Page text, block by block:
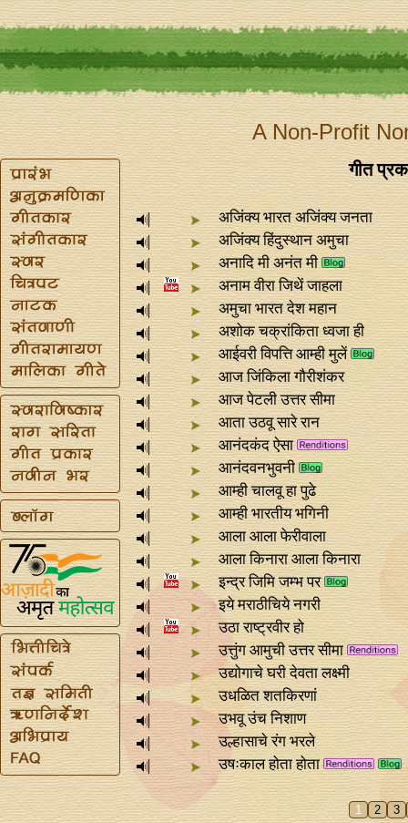
A Non-Profit
गीत
अजिंक्य भारत अजिंक्य जनता
अजिंक्य हिंदुस्थान अमुचा
अनादि मी अनंत मी
अनाम वीरा जिथें जाहला
अमुचा भारत देश महान
अशोक चक्रांकिता ध्वजा ही
आईवरी विपत्ति आम्ही मुलें
आज जिंकिला गौरीशंकर
आज पेटली उत्तर सीमा
आता उठवू सारे रान
आनंदकंद ऐसा
आनंदवनभुवनी
आम्ही चालवू हा पुढे
आम्ही भारतीय भगिनी
आला आला फेरीवाला
आला किनारा आला किनारा
इन्द्र जिमि जम्भ पर
इये मराठीचिये नगरी
उठा राष्ट्रवीर हो
उत्तुंग आमुची उत्तर सीमा
उद्योगाचे घरी देवता लक्ष्मी
उधळित शतकिरणां
उभवू उंच निशाण
उल्हासाचे रंग भरले
उषःकाल होता होता